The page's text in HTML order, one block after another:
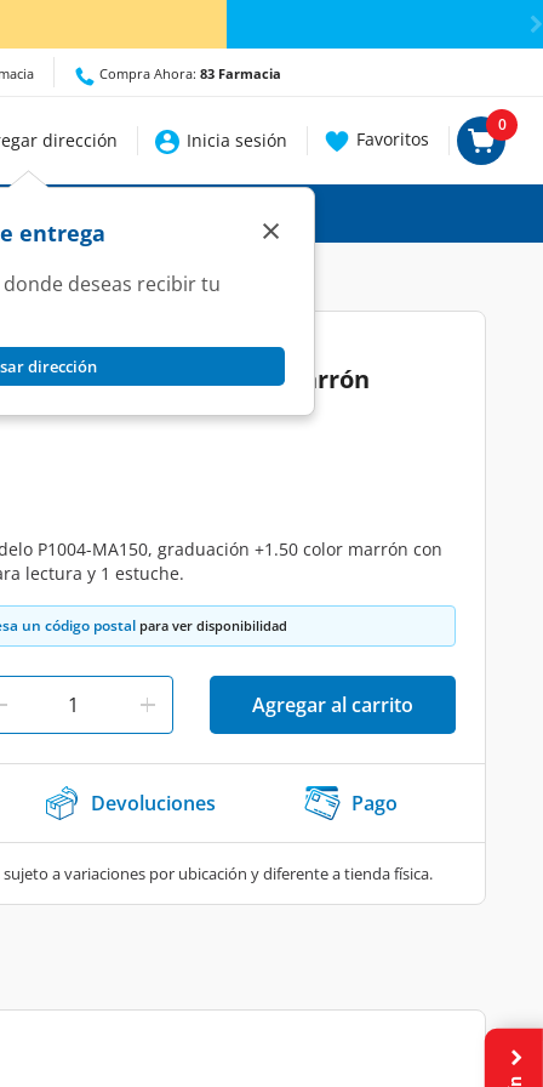
Compra Ahora: 83 Farmacia
dirección
entrega
deseas recibir tu
dirección
×
Inicia sesión Favoritos
0
Grad. +1.50 Color Marrón
P1004-MA150, graduación +1.50 color marrón con
lectura y 1 estuche.
un código postal para ver disponibilidad
Agregar al carrito
Devoluciones Pago
a variaciones por ubicación y diferente a tienda física.